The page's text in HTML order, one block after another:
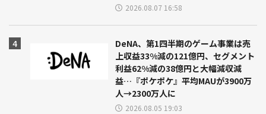
2026.08.07 16:58
DeNA、第1四半期のゲーム事業は売
上収益33%減の121億円、セグメント
利益62%減の38億円と大幅減収減
益…『ポケポケ』平均MAUが3900万
人→2300万人に
2026.08.05 19:03